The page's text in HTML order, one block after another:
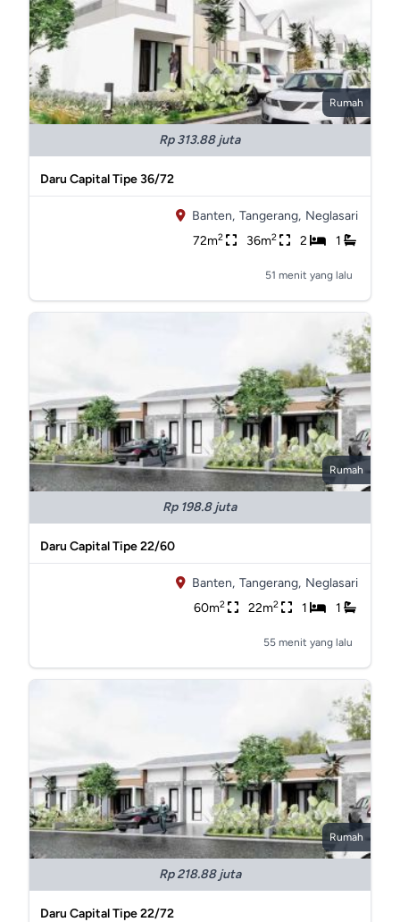
Rumah
Rp 313.88 juta
Daru Capital Tipe 36/72
Banten, Tangerang, Neglasari
72m2 36m2 2 1
51 menit yang lalu
Rumah
Rp 198.8 juta
Daru Capital Tipe 22/60
Banten, Tangerang, Neglasari
60m2 22m2 1 1
55 menit yang lalu
Rumah
Rp 218.88 juta
Daru Capital Tipe 22/72